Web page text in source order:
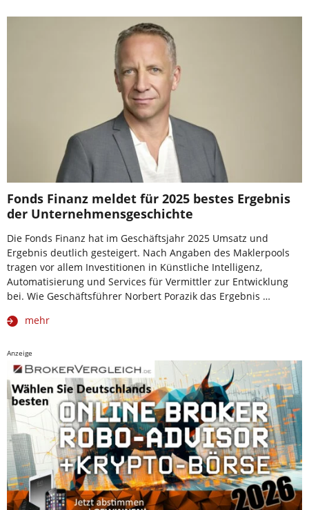
Fonds Finanz meldet für 2025 bestes Ergebnis
der Unternehmensgeschichte
Die Fonds Finanz hat im Geschäftsjahr 2025 Umsatz und
Ergebnis deutlich gesteigert. Nach Angaben des Maklerpools
tragen vor allem Investitionen in Künstliche Intelligenz,
Automatisierung und Services für Vermittler zur Entwicklung
bei. Wie Geschäftsführer Norbert Porazik das Ergebnis …
mehr
Anzeige